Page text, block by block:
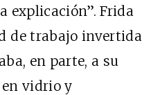
explicación”. Frida
de trabajo invertida
en parte, a su
vidrio y